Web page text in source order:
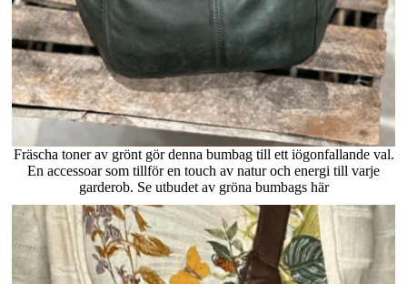
Fräscha toner av grönt gör denna bumbag till ett iögonfallande val.
En accessoar som tillför en touch av natur och energi till varje
garderob. Se utbudet av gröna bumbags här